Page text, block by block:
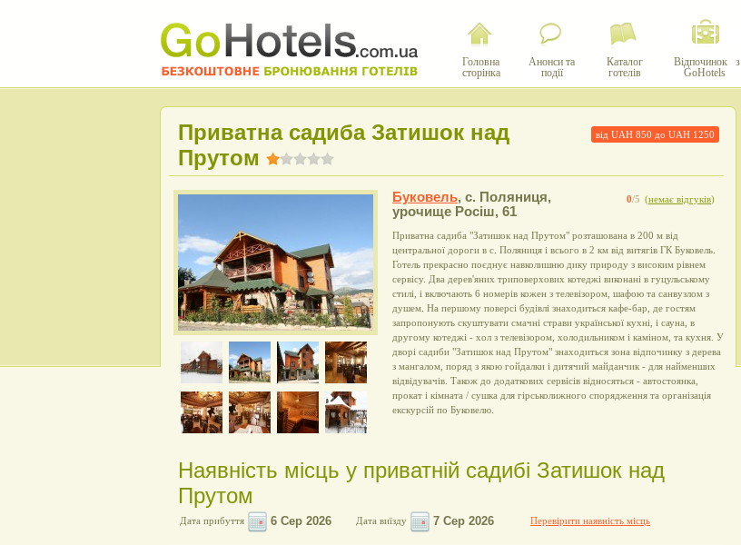
Головна
сторінка
Анонси та
події
Каталог
готелів
Відпочинок з
GoHotels
від UAH850 до UAH 1250
Приватна садиба Затишок над
Прутом
0/5 (немає відгуків)
Буковель, с. Поляниця,
урочище Росіш, 61
Приватна садиба "Затишок над Прутом" розташована в 200 м від
центральної дороги в с. Поляниця і всього в 2 км від витягів ГК Буковель.
Готель прекрасно поєднує навколишню дику природу з високим рівнем
сервісу. Два дерев'яних триповерхових котеджі виконані в гуцульському
стилі, і включають 6 номерів кожен з телевізором, шафою та санвузлом з
душем. На першому поверсі будівлі знаходиться кафе-бар, де гостям
запропонують скуштувати смачні страви української кухні, і сауна, в
другому котеджі - хол з телевізором, холодильником і каміном, та кухня. У
дворі садиби "Затишок над Прутом" знаходиться зона відпочинку з дерева
з мангалом, поряд з якою гойдалки і дитячий майданчик - для найменших
відвідувачів. Також до додаткових сервісів відносяться - автостоянка,
прокат і кімната / сушка для гірськолижного спорядження та організація
екскурсій по Буковелю.
Наявність місць у приватній садибі Затишок над
Прутом
Дата прибуття Дата виїзду Перевірити наявність місць